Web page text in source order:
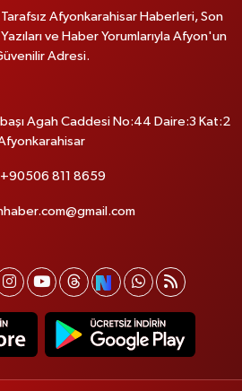
Afyonkarahisar Haberleri, Son
ve Haber Yorumlarıyla Afyon'un
Adresi.
Agah Caddesi No:44 Daire:3 Kat:2
+90506 811 8659